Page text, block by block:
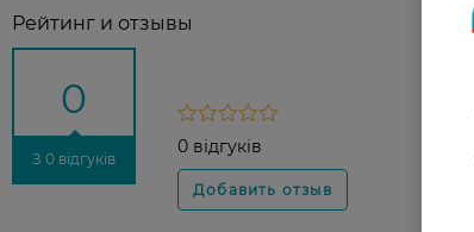
Рейтинг и отзывы
0
З 0 відгуків
0 відгуків